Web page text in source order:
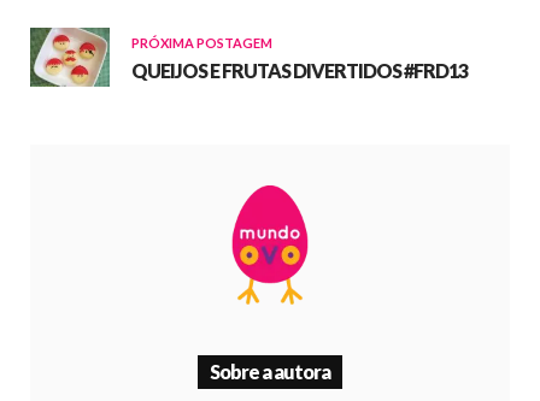
PRÓXIMA POSTAGEM
QUEIJOS E FRUTAS DIVERTIDOS #FRD13
Sobre a autora